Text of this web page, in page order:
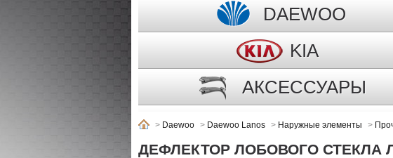
DAEWOO
KIA
АКСЕССУАРЫ
> Daewoo > Daewoo Lanos > Наружные элементы >
ДЕФЛЕКТОР ЛОБОВОГО СТЕКЛА